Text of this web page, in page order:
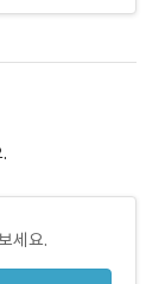
세요.